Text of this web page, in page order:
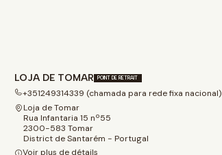
LOJA DE TOMAR POINT DE RETRAIT
+351249314339 (chamada para rede fixa nacional)
Loja de Tomar
Rua Infantaria 15 nº55
2300-583 Tomar
District de Santarém - Portugal
Voir plus de détails